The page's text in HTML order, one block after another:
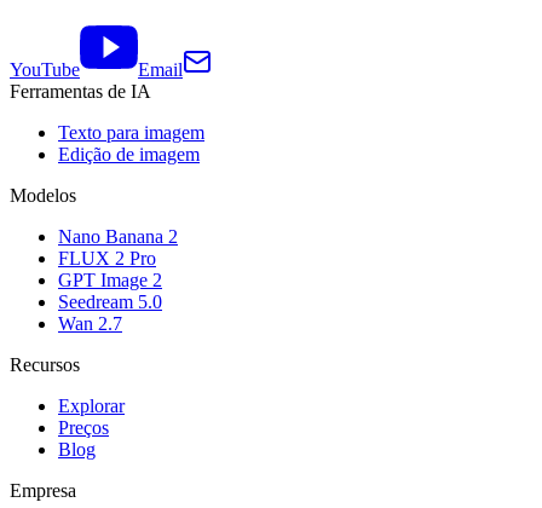
YouTube
Email
Ferramentas de IA
Texto para imagem
Edição de imagem
Modelos
Nano Banana 2
FLUX 2 Pro
GPT Image 2
Seedream 5.0
Wan 2.7
Recursos
Explorar
Preços
Blog
Empresa